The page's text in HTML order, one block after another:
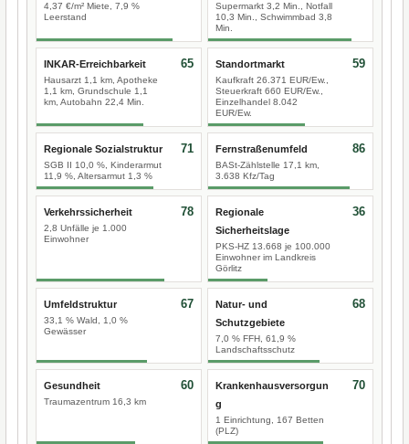
4,37 €/m² Miete, 7,9 %
Leerstand
Supermarkt 3,2 Min., Notfall
10,3 Min., Schwimmbad 3,8
Min.
INKAR-Erreichbarkeit
Hausarzt 1,1 km, Apotheke
1,1 km, Grundschule 1,1
km, Autobahn 22,4 Min.
65 Standortmarkt
Kaufkraft 26.371 EUR/Ew.,
Steuerkraft 660 EUR/Ew.,
Einzelhandel 8.042
EUR/Ew.
59
Regionale Sozialstruktur
SGB II 10,0 %, Kinderarmut
11,9 %, Altersarmut 1,3 %
71 Fernstraßenumfeld
BASt-Zählstelle 17,1 km,
3.638 Kfz/Tag
86
Verkehrssicherheit
2,8 Unfälle je 1.000
Einwohner
78
Regionale
Sicherheitslage
PKS-HZ 13.668 je 100.000
Einwohner im Landkreis
Görlitz
36
Umfeldstruktur
33,1 % Wald, 1,0 %
Gewässer
67
Natur- und
Schutzgebiete
7,0 % FFH, 61,9 %
Landschaftsschutz
68
Gesundheit
Traumazentrum 16,3 km
60
Krankenhausversorgun
g
1 Einrichtung, 167 Betten
(PLZ)
70